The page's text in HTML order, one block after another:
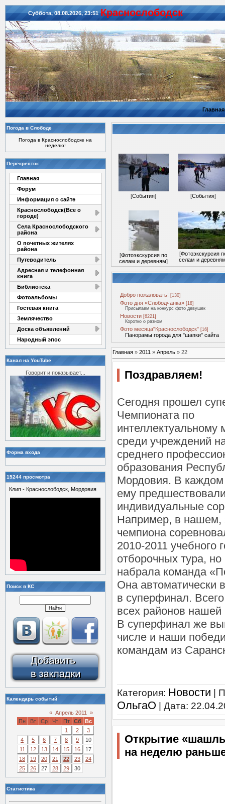
Суббота, 08.08.2026, 23:51 Красноcлободск
Главная
Погода в Слободе
Погода в Краснослободске на
неделю!
Перекресток
Главная
Форум
Информация о сайте
Краснослободск(Все о
городе)
Села Краснослободского
района
О почетных жителях
района
Путеводитель
Адресная и телефонная
книга
Библиотека
Фотоальбомы
Гостевая книга
Землячество
Доска объявлений
Народный эпос
Канал на YouTube
Говорит и показывает...
Форма входа
15244 просмотра
Клип - Краснослободск, Мордовия
Поиск в КС
Календарь событий
« Апрель 2011
»
Пн
Вт Ср Чт Пт Сб
Вс
1
2
3
4
5 6 7 8 9
10
11
12 13 14 15 16
17
18
19 20 21 22 23
24
25
26 27 28 29 30
Статистика
[События] [События]
[Фотоэкскурсия по
селам и деревням]
[Фотоэкскурсия
селам и
Добро пожаловать! [130]
Фото дня «Слободчанка» [18]
Присылаем на конкурс фото девушек
Новости [6221]
Коротко о разном
Фото месяца"Краснослободск" [16]
Панорамы города для "шапки" сайта
Главная » 2011 » Апрель » 22
Поздравляем!
Сегодня прошел
Чемпионата по
интеллектуальному
среди учреждений
среднего
образования
Мордовия. В каждом
ему
индивидуальные
Например, в нашем,
чемпиона
2010-2011 учебного
отборочных тура,
набрала команда
Она автоматически
в суперфинал.
всех районов нашей
В суперфинал же
числе и наши
командам из
Категория: Новости |
ОльгаО | Дата:
Открытие
на неделю